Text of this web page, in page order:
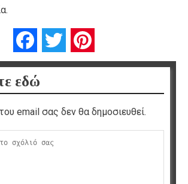
FacebookTwitter
εδώ
email σας δεν θα δημοσιευθεί.